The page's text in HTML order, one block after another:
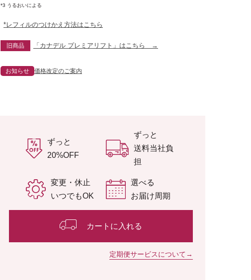
*3 うるおいによる
*レフィルのつけかえ方法はこちら
旧商品 「カナデル プレミアリフト」はこちら →
お知らせ 価格改定のご案内
ずっと
20%OFF
ずっと
送料当社負
担
変更・休止
いつでもOK
選べる
お届け周期
カートに入れる
定期便サービスについて